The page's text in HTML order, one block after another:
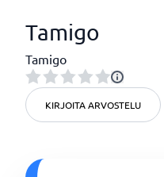
Tamigo
Tamigo
KIRJOITA ARVOSTELU